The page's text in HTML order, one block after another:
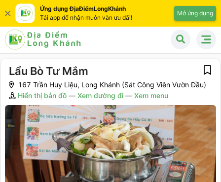
Ứng dụng ĐịaĐiểmLongKhánh
Tải app để nhận muôn vàn ưu đãi!
Mở ứng dụng
Lẩu Bò Tư Mắm
167 Trần Huy Liệu, Long Khánh (Sát Công Viên Vườn Dầu)
Hiển thị bản đồ — Xem đường đi — Xem menu